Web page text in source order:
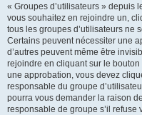
« Groupes d’utilisateurs » depuis
vous souhaitez en rejoindre un,
tous les groupes d’utilisateurs ne
Certains peuvent nécessiter une
d’autres peuvent même être
rejoindre en cliquant sur le
une approbation, vous devez
responsable du groupe
pourra vous demander la raison
responsable de groupe s’il refuse